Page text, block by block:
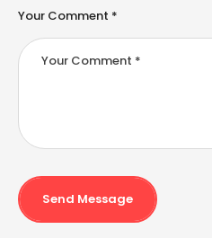
Your Comment *
Send Message